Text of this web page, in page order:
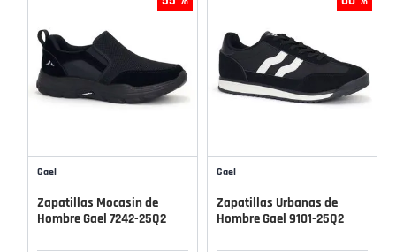
Gael
Zapatillas Mocasin de
Hombre Gael 7242-25Q2
Gael
Zapatillas Urbanas de
Hombre Gael 9101-25Q2